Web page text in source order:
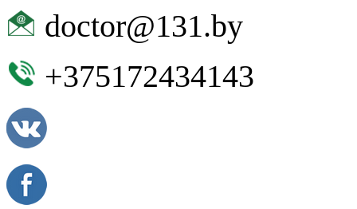
doctor@131.by
+375172434143